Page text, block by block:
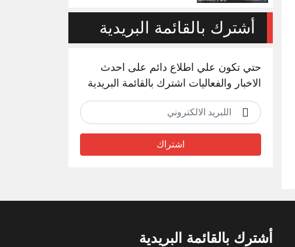
أشترك بالقائمة البريدية
حتي تكون علي اطلاع دائم على احدث
الاخبار والفعاليات اشترك بالقائمة البريدية
اشتراك
أشترك بالقائمة البريدية